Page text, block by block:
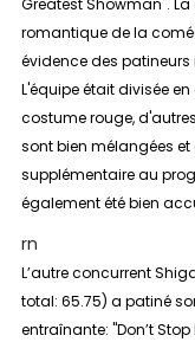
Greatest Showman".
romantique de la
évidence des
L'équipe était divisée
costume rouge,
sont bien mélangées
supplémentaire au
également été bien
rn
L’autre concurrent
total: 65.75) a patiné
entraînante: "Don’t